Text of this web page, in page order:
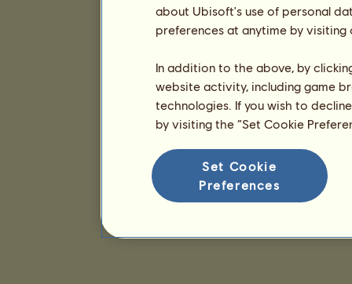
about Ubisoft's use of personal
preferences at anytime by
In addition to the above, by
website activity, including game
technologies. If you wish to
by visiting the “Set Cookie
Set Cookie
Preferences